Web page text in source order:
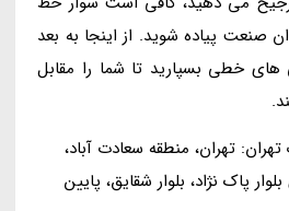
صنعت پیاده شوید. از اینجا به بعد
خطی بسپارید تا شما را مقابل
تهران، منطقه سعادت آباد،
پاک نژاد، بلوار شقایق، پایین